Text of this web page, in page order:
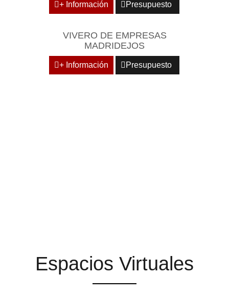
+ Información Presupuesto
VIVERO DE EMPRESAS
MADRIDEJOS
+ Información Presupuesto
Espacios Virtuales